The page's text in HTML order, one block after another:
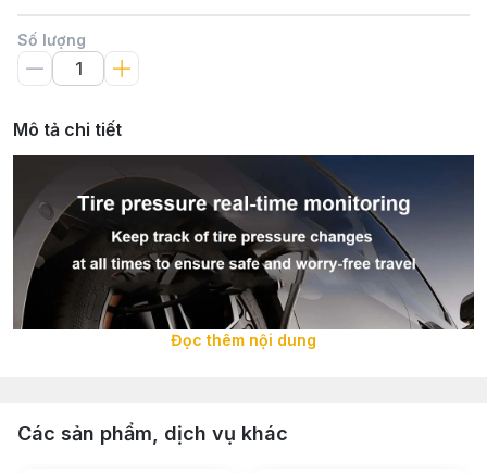
Số lượng
Mô tả chi tiết
Đọc thêm nội dung
Các sản phẩm, dịch vụ khác